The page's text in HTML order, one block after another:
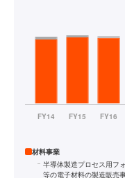
材料事業
半導体製造プロセス用フ
等の電子材料の製造販売事